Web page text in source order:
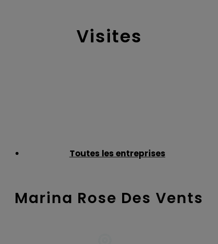
Visites
Toutes les entreprises
Marina Rose Des Vents